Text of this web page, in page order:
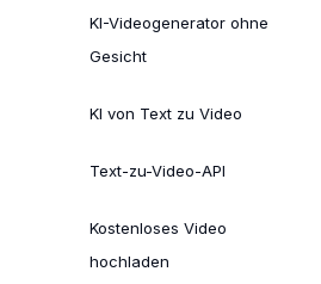
KI-Videogenerator ohne
Gesicht
KI von Text zu Video
Text-zu-Video-API
Kostenloses Video
hochladen